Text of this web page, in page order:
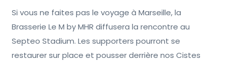
Si vous ne faites pas le voyage à Marseille, la
Brasserie Le M by MHR diffusera la rencontre au
Septeo Stadium. Les supporters pourront se
restaurer sur place et pousser derrière nos Cistes